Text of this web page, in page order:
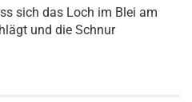
sich das Loch im Blei am
und die Schnur